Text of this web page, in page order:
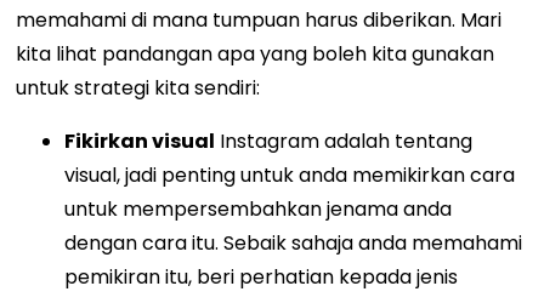
memahami di mana tumpuan harus diberikan. Mari
kita lihat pandangan apa yang boleh kita gunakan
untuk strategi kita sendiri:
Fikirkan visual Instagram adalah tentang
visual, jadi penting untuk anda memikirkan cara
untuk mempersembahkan jenama anda
dengan cara itu. Sebaik sahaja anda memahami
pemikiran itu, beri perhatian kepada jenis